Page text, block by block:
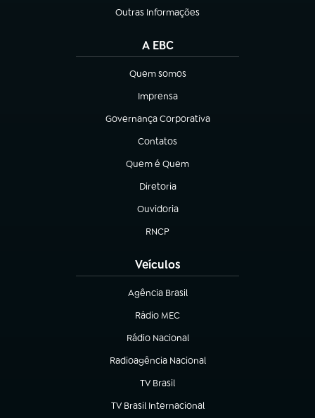
Outras Informações
(abre em nova aba)
A EBC
Quem somos
(abre em nova aba)
Imprensa
(abre em nova aba)
Governança Corporativa
(abre em nova aba)
Contatos
(abre em nova aba)
Quem é Quem
(abre em nova aba)
Diretoria
(abre em nova aba)
Ouvidoria
(abre em nova aba)
RNCP
(abre em nova aba)
Veículos
Agência Brasil
(abre em nova aba)
Rádio MEC
(abre em nova aba)
Rádio Nacional
Radioagência Nacional
(abre em nova aba)
TV Brasil
(abre em nova aba)
TV Brasil Internacional
(abre em nova aba)